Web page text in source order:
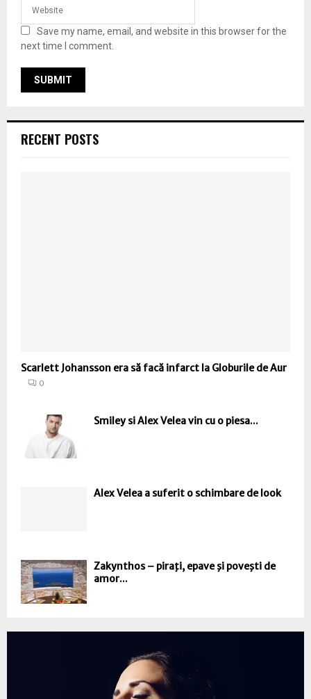
Save my name, email, and website in this browser for the
next time I comment.
RECENT POSTS
Scarlett Johansson era să facă infarct la Globurile de Aur
0
Smiley si Alex Velea vin cu o piesa...
Alex Velea a suferit o schimbare de look
Zakynthos – piraţi, epave şi poveşti de
amor...